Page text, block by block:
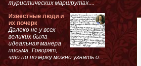
туристических маршрутах....
Известные люди и
их почерк
Далеко не у всех
великих была
идеальная манера
письма. Говорят,
что по почерку можно узнать о...